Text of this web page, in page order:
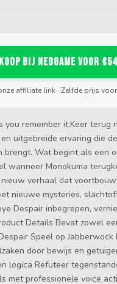
bij Nedgame voor
affiliate link · Zelfde prijs
remember it.Keer terug
uitgebreide ervaring die
Wat begint als een
wanneer Monokuma
verhaal dat
nieuwe mysteries,
Despair inbegrepen,
Details Bevat zowel
Speel op
door bewijs en
logica Refuteer
met professionele voice